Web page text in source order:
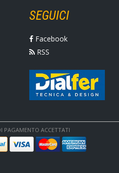
SEGUICI
Facebook
RSS
PAGAMENTO ACCETTATI